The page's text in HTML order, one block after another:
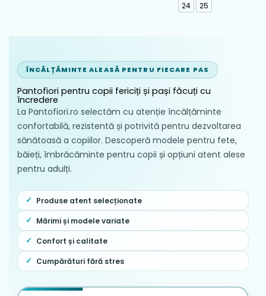
24
25
ÎNCĂLȚĂMINTE ALEASĂ PENTRU FIECARE PAS
Pantofiori pentru copii fericiți și pași făcuți cu
încredere
La Pantofiori.ro selectăm cu atenție încălțăminte
confortabilă, rezistentă și potrivită pentru dezvoltarea
sănătoasă a copiilor. Descoperă modele pentru fete,
băieți, îmbrăcăminte pentru copii și opțiuni atent alese
pentru adulți.
Produse atent selecționate
Mărimi și modele variate
Confort și calitate
Cumpărături fără stres